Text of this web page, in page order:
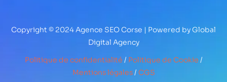
Copyright © 2024 Agence SEO Corse | Powered by Global
Digital Agency
Politique de confidentialité / Politique de Cookie /
Mentions légales/ CGS